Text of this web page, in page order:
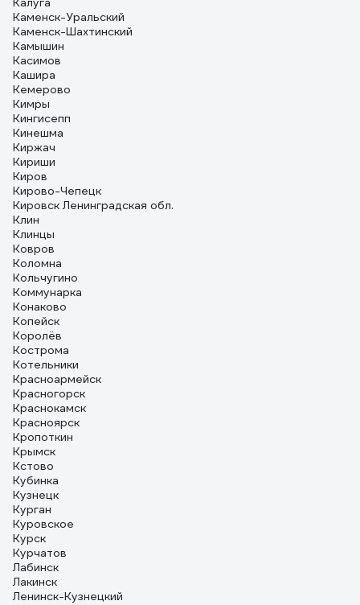
Каменск-Уральский
Каменск-Шахтинский
Камышин
Касимов
Кашира
Кемерово
Кимры
Кингисепп
Кинешма
Киржач
Кириши
Киров
Кирово-Чепецк
Кировск Ленинградская обл.
Клин
Клинцы
Ковров
Коломна
Кольчугино
Коммунарка
Конаково
Копейск
Королёв
Кострома
Котельники
Красноармейск
Красногорск
Краснокамск
Красноярск
Кропоткин
Крымск
Кстово
Кубинка
Кузнецк
Курган
Куровское
Курск
Курчатов
Лабинск
Лакинск
Ленинск-Кузнецкий